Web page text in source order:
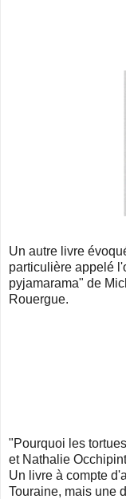
Un autre livre
particulière appelé
pyjamarama" de
Rouergue.
"Pourquoi les
et Nathalie
Un livre à compte
Touraine, mais une